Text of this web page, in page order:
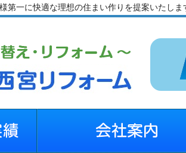
第一に快適な理想の住まい作りを提案いたしま